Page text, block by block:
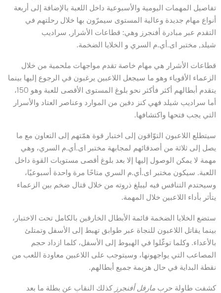
تفاصيل المهمات اليومية والأسبوعية داخل اللعبة بالإضافة إلى أربعة
أنواع مهام جديدة وعالية المستوى سيمرّون بها خلال رحلتهم في
التقدم عبر مبادرة أفنجرز وهي: قطاعات الأشرار, سراديب
شيلد, مختبر اى.أي.م السري و الخلايا الضخمة.
قطاعات الأشرار هي مهام خاصة تقدم مواجهات ملحمية من خلال
الزعماء الأقوياء وهو ما سيجعل اللاعبين يرغبون في الرجوع إليها بينما
يتقدم أبطالهم أكثر فأكثر نحو بلوغ المستوى الأقصى للعبة وهو 150،
أما سراديب شيلد فهي كنز دفين من الموارد وعناصر العتاد والأسرار
التي يجب فتحها واكتشافها.
سيتطلع اللاعبون التوّاقون إلى اختبار قوة همّتهم إلى التعاون مع ما
يصل إلى ثلاثة من أصدقائهم لمجابهة مختبر اى.أي.م السري، وهي
مهمة لا يمكن الوصول إليها إلا بعد بلوغ أقصى مستويات القوة داخل
اللعبة. سيكون مختبر اى.أي.م السري متاحًا مرة واحدة أسبوعيًا،
وسيحتدم التنافس فيه ليبلغ ذروته من خلال قتال ضخم بين الزعماء
يتأثر بأداء اللاعبين خلال المهمة.
ستضع الخلايا الضخمة قائمة الأبطال الخارقين بالكامل تحت الاختبار،
بينما يقاتل اللاعبون للنجاة عبر طوابق تهبط إلى الأسفل وتمتلئ
بالأعداء. وكلما توغّلوا في الهبوط إلى الأسفل، كلما ازداد حجم
المصاعب التي يواجهونها، وسيتوجب على اللاعبين معاودة اللعب من
نقطة البداية في حال هزيمة جميع أبطالهم.
كشفت طاولة حرب مارفل أفنجرز كذلك النقاب عن بطلة ما بعد